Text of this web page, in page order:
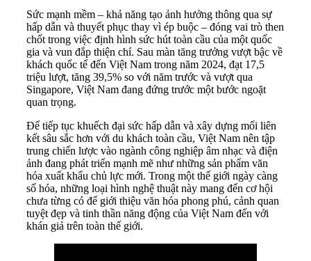
Sức mạnh mềm – khả năng tạo ảnh hưởng thông qua sự
hấp dẫn và thuyết phục thay vì ép buộc – đóng vai trò then
chốt trong việc định hình sức hút toàn cầu của một quốc
gia và vun đắp thiện chí. Sau màn tăng trưởng vượt bậc về
khách quốc tế đến Việt Nam trong năm 2024, đạt 17,5
triệu lượt, tăng 39,5% so với năm trước và vượt qua
Singapore, Việt Nam đang đứng trước một bước ngoặt
quan trọng.
Để tiếp tục khuếch đại sức hấp dẫn và xây dựng mối liên
kết sâu sắc hơn với du khách toàn cầu, Việt Nam nên tập
trung chiến lược vào ngành công nghiệp âm nhạc và điện
ảnh đang phát triển mạnh mẽ như những sản phẩm văn
hóa xuất khẩu chủ lực mới. Trong một thế giới ngày càng
số hóa, những loại hình nghệ thuật này mang đến cơ hội
chưa từng có để giới thiệu văn hóa phong phú, cảnh quan
tuyệt đẹp và tinh thần năng động của Việt Nam đến với
khán giả trên toàn thế giới.